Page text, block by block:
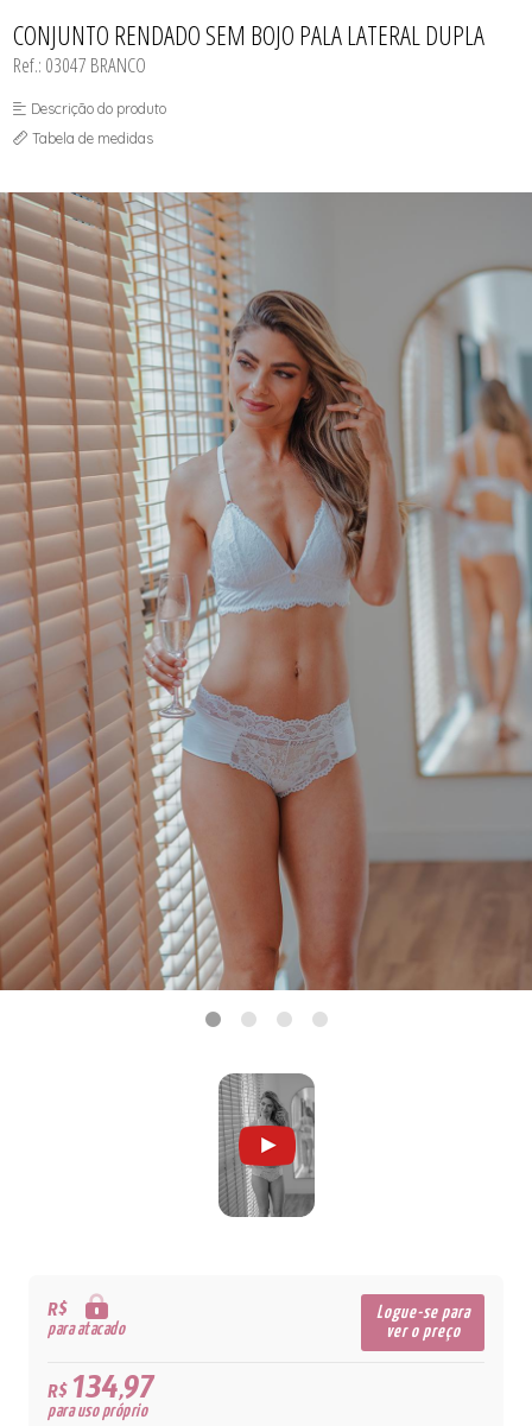
CONJUNTO
CONJUNTO BIQUÍNI
MAIÔ
ROBE
TOP
CONJUNTO RENDADO SEM BOJO PALA LATERAL DUPLA
Ref.: 03047 BRANCO
Descrição do produto
Tabela de medidas
R$
para atacado
Logue-se para
ver o preço
R$134,97
para uso próprio